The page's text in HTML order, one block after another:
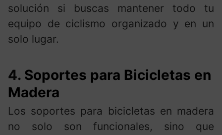
solución si buscas mantener todo tu
equipo de ciclismo organizado y en un
solo lugar.
4. Soportes para Bicicletas en
Madera
Los soportes para bicicletas en madera
no solo son funcionales, sino que